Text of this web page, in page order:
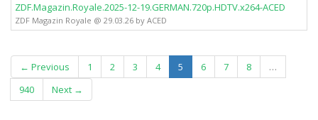
ZDF.Magazin.Royale.2025-12-19.GERMAN.720p.HDTV.x264-ACED
ZDF Magazin Royale @ 29.03.26 by ACED
← Previous 1 2 3 4 5 (current)
6 7 8
…
940
Next →